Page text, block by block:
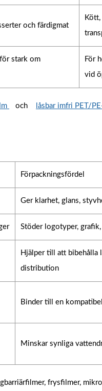
och färdigmat
stark om
För
vid
och låsbar imfri PET/
Förpackningsfördel
Ger klarhet, glans,
Stöder logotyper,
Hjälper till att bibehålla
distribution
Binder till en
Minskar synliga
frysfilmer,